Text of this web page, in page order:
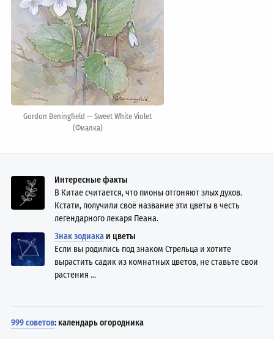
Gordon Beningfield — Sweet White Violet
(Фиалка)
Интересные факты
В Китае считается, что пионы отгоняют злых духов.
Кстати, получили своё название эти цветы в честь
легендарного лекаря Пеана.
Знак зодиака и цветы
Если вы родились под знаком Стрельца и хотите
вырастить садик из комнатных цветов, не ставьте свои
растения ...
999 советов: календарь огородника